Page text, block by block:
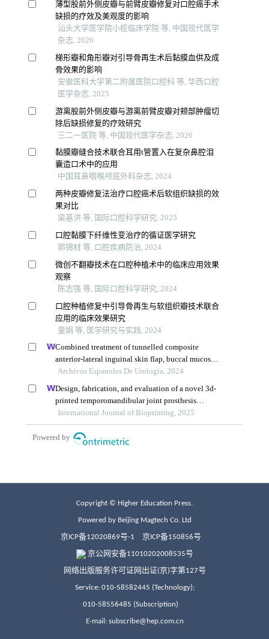
Copyright © Higher Education Press.
Powered by Beijing Magtech Co. Ltd
京ICP备12020869号-1 京ICP备150856号
京公网安备11010202008535号
网络出版服务许可证网出证(京)字第127号
Service: 010-58582445 (Technology);
010-58556485 (Subscription)
E-mail: subscribe@hep.com.cn